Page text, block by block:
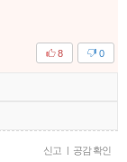
0
8
신고 | 공감 확인